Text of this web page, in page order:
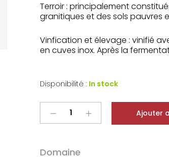
Terroir : principalement
granitiques et des sols pauvres
Vinfication et élevage : vinifié
en cuves inox. Après la
Disponibilité : In stock
Alain
Rouge
Ajouter
Domaine